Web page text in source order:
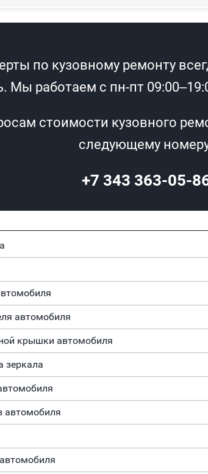
по кузовному ремонту
Мы работаем с пн-пт
стоимости кузовного
следующему
+7 343 363-05-
автомобиля
крышки автомобиля
зеркала
автомобиля